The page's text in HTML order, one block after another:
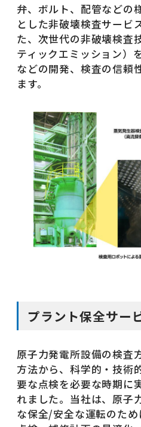
弁、ボルト、配管などの
とした非破壊検査サービ
た、次世代の非破壊検査
ティックエミッション）
などの開発、検査の信頼
ます。
プラント保全サー
原子力発電所設備の検査
方法から、科学的・技術
要な点検を必要な時期に
れました。当社は、原子
な保全/安全な運転のため